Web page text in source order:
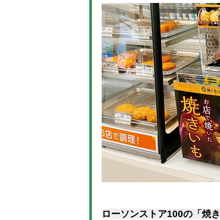
ローソンストア100の「焼